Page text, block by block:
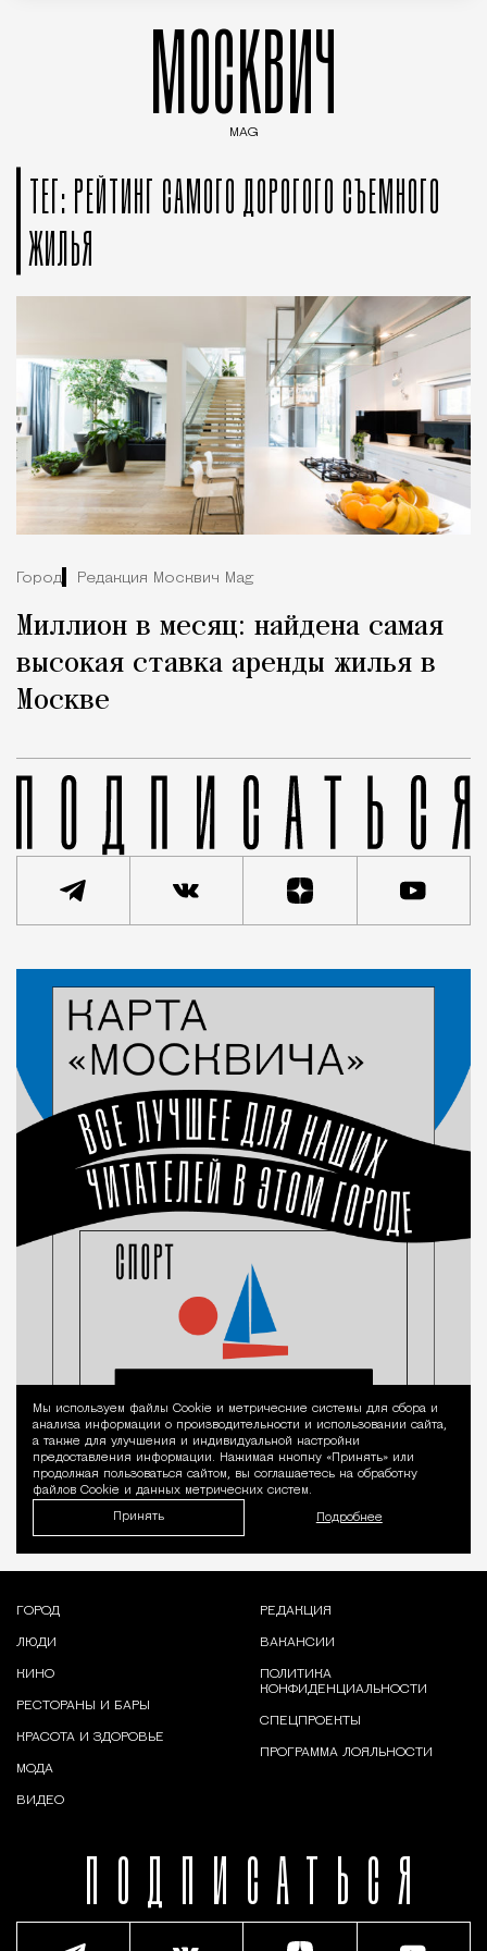
МОСКВИЧ
MAG
ТЕГ: РЕЙТИНГ САМОГО ДОРОГОГО СЪЕМНОГО
ЖИЛЬЯ
Город Редакция Москвич Mag
Миллион в месяц: найдена самая
высокая ставка аренды жилья в
Москве
Уведомление
Мы используем файлы Сookie и метрические системы для сбора и
анализа информации о производительности и использовании сайта,
а также для улучшения и индивидуальной настройки
предоставления информации. Нажимая кнопку «Принять» или
продолжая пользоваться сайтом, вы соглашаетесь на обработку
файлов Cookie и данных метрических систем.
Принять Подробнее
ПОДПИСАТЬСЯ
ГОРОД
ЛЮДИ
КИНО
РЕСТОРАНЫ И БАРЫ
КРАСОТА И ЗДОРОВЬЕ
МОДА
ВИДЕО
РЕДАКЦИЯ
ВАКАНСИИ
ПОЛИТИКА
КОНФИДЕНЦИАЛЬНОСТИ
СПЕЦПРОЕКТЫ
ПРОГРАММА ЛОЯЛЬНОСТИ